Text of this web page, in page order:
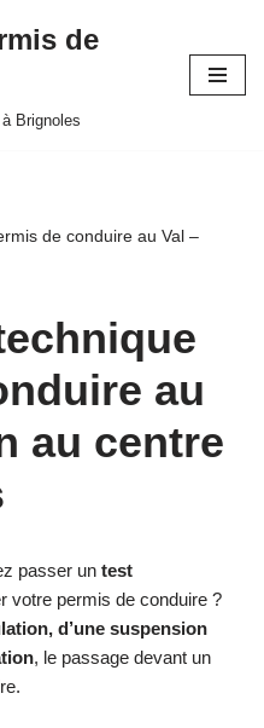
de
Brignoles
de conduire au Val –
au
au centre
passer un test
votre permis de conduire ?
d’une suspension
, le passage devant un